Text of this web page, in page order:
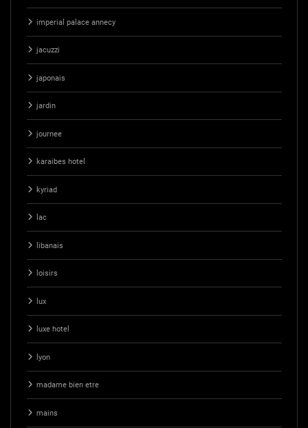
imperial palace annecy
jacuzzi
japonais
jardin
journee
karaibes hotel
kyriad
lac
libanais
loisirs
lux
luxe hotel
lyon
madame bien etre
mains